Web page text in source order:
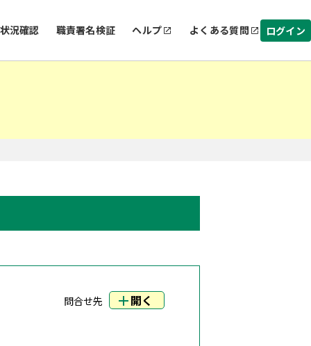
況確認 職責署名検証 ヘルプ よくある質問 ログイン
問合せ先 開く